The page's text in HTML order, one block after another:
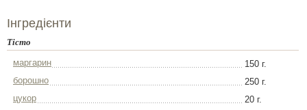
Інгредієнти
Тісто
маргарин
150 г.
борошно
250 г.
цукор
20 г.